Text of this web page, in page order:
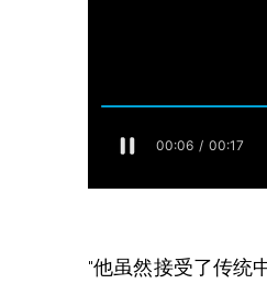
"他虽然接受了传统